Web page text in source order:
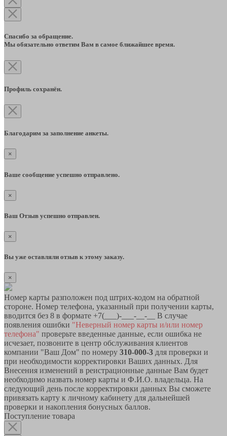
Спасибо за обращение.
Мы обязательно ответим Вам в самое ближайшее время.
Профиль сохранён.
Благодарим за заполнение анкеты.
×
Ваше сообщение успешно отправлено.
×
Ваш Отзыв успешно отправлен.
×
Вы уже оставляли отзыв к этому заказу.
×
Номер карты разположен под штрих-кодом на обратной
стороне. Номер телефона, указанный при получении карты,
вводится без 8 в формате +7(___)-___-__-__ В случае
появления ошибки "Неверный номер карты и/или номер
телефона" проверьте введенные данные, если ошибка не
исчезает, позвоните в центр обслуживания клиентов
компании "Ваш Дом" по номеру 310-000-3 для проверки и
при необходимости корректировки Ваших данных. Для
Внесения изменений в реистрационные данные Вам будет
необходимо назвать номер карты и Ф.И.О. владельца. На
следующий день после корректировки данных Вы сможете
привязать карту к личному кабинету для дальнейшей
проверки и накопления бонусных баллов.
Поступление товара